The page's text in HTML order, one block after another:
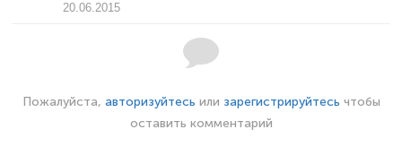
20.06.2015
Пожалуйста, авторизуйтесь или зарегистрируйтесь чтобы
оставить комментарий